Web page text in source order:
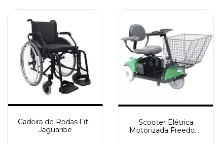
Cadeira de Rodas Fit -
Jaguaribe
Scooter Elétrica
Motorizada Freedom